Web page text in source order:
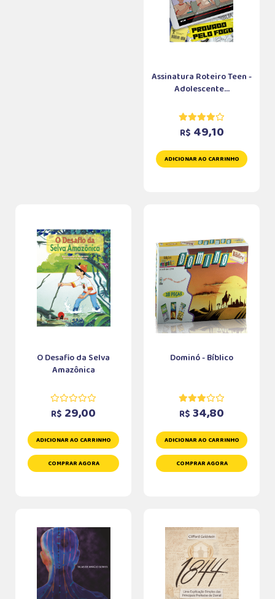
Assinatura Roteiro Teen -
Adolescente...
R$ 49,10
ADICIONAR AO CARRINHO
O Desafio da Selva
Amazônica
R$ 29,00
ADICIONAR AO CARRINHO
COMPRAR AGORA
Dominó - Bíblico
R$ 34,80
ADICIONAR AO CARRINHO
COMPRAR AGORA